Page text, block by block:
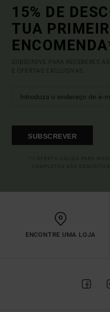
15% DE
TUA
SUBSCREVE PARA RECEBERES
E OFERTAS EXCLUSIVAS.
SUBSCREVER
ENCONTRE UMA LOJA